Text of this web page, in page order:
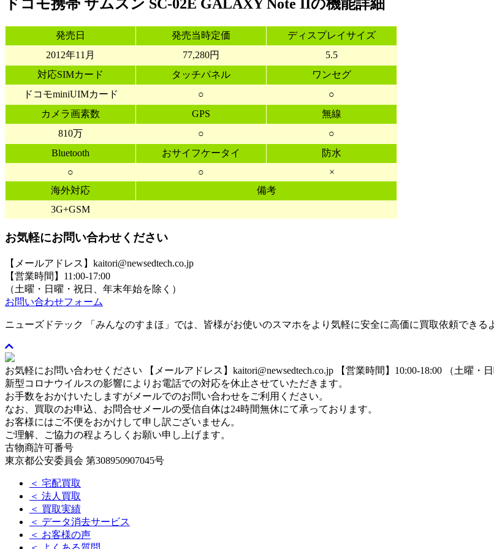
ドコモ携帯 サムスン SC-02E GALAXY Note IIの機能詳細
発売日 発売当時定価
ディスプレイサイズ
2012年11月
77,280円
5.5
対応SIMカード
タッチパネル
ワンセグ
ドコモminiUIMカード
○
○
カメラ画素数
GPS
無線
810万
○
○
Bluetooth
おサイフケータイ
防水
○
○
×
海外対応
備考
3G+GSM
お気軽にお問い合わせください
【メールアドレス】kaitori@newsedtech.co.jp
【営業時間】11:00-17:00
（土曜・日曜・祝日、年末年始を除く）
お問い合わせフォーム
ニューズドテック 「みんなのすまほ」では、皆様がお使いのスマホをより気軽に安全に高価に買取依頼できる
お気軽にお問い合わせください 【メールアドレス】kaitori@newsedtech.co.jp
【営業時間】10:00-18:00 （土曜・
新型コロナウイルスの影響によりお電話での対応を休止させていただきます。
お手数をおかけいたしますがメールでのお問い合わせをご利用ください。
なお、買取のお申込、お問合せメールの受信自体は24時間無休にて承っております。
お客様にはご不便をおかけして申し訳ございません。
ご理解、ご協力の程よろしくお願い申し上げます。
古物商許可番号
東京都公安委員会 第308950907045号
＜ 宅配買取
＜ 法人買取
＜ 買取実績
＜ データ消去サービス
＜ お客様の声